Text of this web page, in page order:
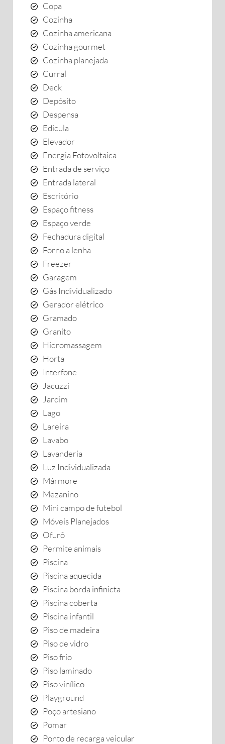
Copa
Cozinha
Cozinha americana
Cozinha gourmet
Cozinha planejada
Curral
Deck
Depósito
Despensa
Edícula
Elevador
Energia Fotovoltaica
Entrada de serviço
Entrada lateral
Escritório
Espaço fitness
Espaço verde
Fechadura digital
Forno a lenha
Freezer
Garagem
Gás Individualizado
Gerador elétrico
Gramado
Granito
Hidromassagem
Horta
Interfone
Jacuzzi
Jardim
Lago
Lareira
Lavabo
Lavanderia
Luz Individualizada
Mármore
Mezanino
Mini campo de futebol
Móveis Planejados
Ofurô
Permite animais
Piscina
Piscina aquecida
Piscina borda infinicta
Piscina coberta
Piscina infantil
Piso de madeira
Piso de vidro
Piso frio
Piso laminado
Piso vinílico
Playground
Poço artesiano
Pomar
Ponto de recarga veicular